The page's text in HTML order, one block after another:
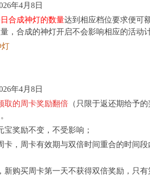
6年4月 8日
合成神灯的数量达到相应档位要求便可
，合成的神灯开启不会影响相应的活动
灯
6年4月 8日
取的周卡奖励翻倍 （只限于返还期给予的
奖励不变，不受影响；
卡，周卡有效期与双倍时间重合的时间
新购买周卡第一天不获得双倍奖励，只